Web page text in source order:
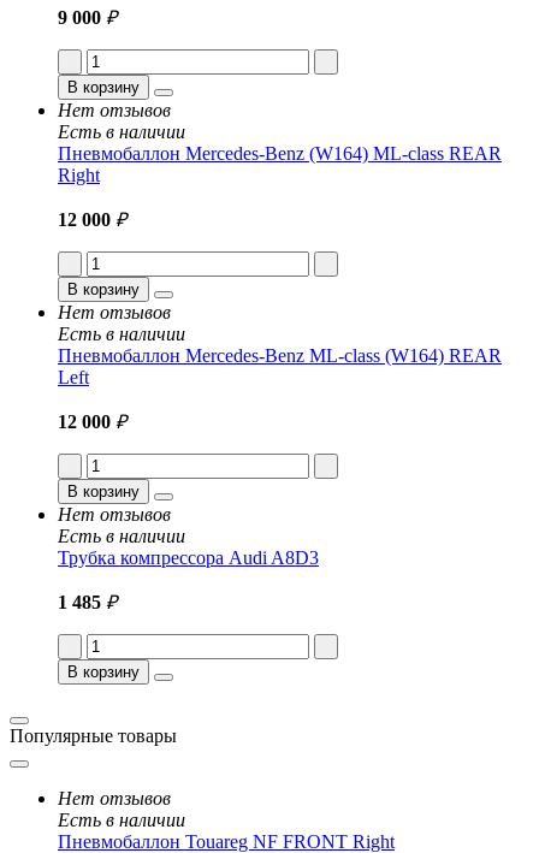
9 000 ₽
В корзину
Нет отзывов
Есть в наличии
Пневмобаллон Mercedes-Benz (W164) ML-class REAR
Right
12 000 ₽
В корзину
Нет отзывов
Есть в наличии
Пневмобаллон Mercedes-Benz ML-class (W164) REAR
Left
12 000 ₽
В корзину
Нет отзывов
Есть в наличии
Трубка компрессора Audi A8D3
1 485 ₽
В корзину
Популярные товары
Нет отзывов
Есть в наличии
Пневмобаллон Touareg NF FRONT Right